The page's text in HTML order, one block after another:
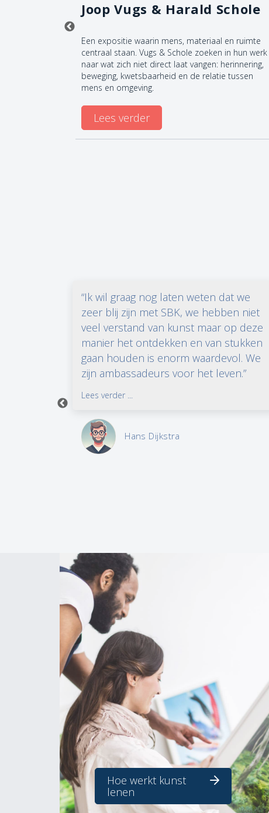
Joop Vugs & Harald Schole
Een expositie waarin mens, materiaal en ruimte
centraal staan. Vugs & Schole zoeken in hun werk
naar wat zich niet direct laat vangen: herinnering,
beweging, kwetsbaarheid en de relatie tussen
mens en omgeving.
Lees verder
“Ik wil graag nog laten weten dat we
zeer blij zijn met SBK, we hebben niet
veel verstand van kunst maar op deze
manier het ontdekken en van stukken
gaan houden is enorm waardevol. We
zijn ambassadeurs voor het leven.”
Lees verder ...
Hans Dijkstra
Hoe werkt kunst
lenen